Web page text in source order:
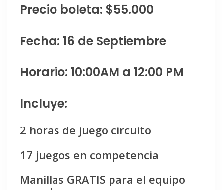
Precio boleta: $55.000
Fecha: 16 de Septiembre
Horario: 10:00AM a 12:00 PM
Incluye:
2 horas de juego circuito
17 juegos en competencia
Manillas GRATIS para el equipo